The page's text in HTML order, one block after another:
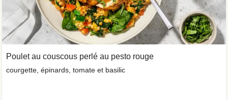
Poulet au couscous perlé au pesto rouge
courgette, épinards, tomate et basilic